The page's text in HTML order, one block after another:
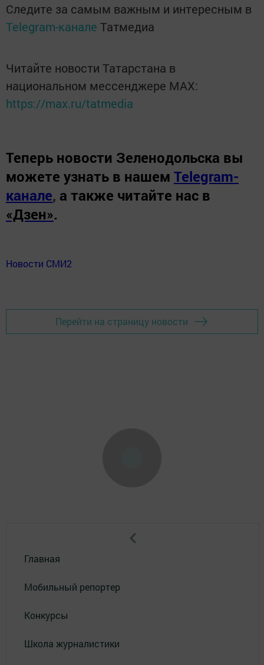
Следите за самым важным и интересным в
Telegram-канале Татмедиа
Читайте новости Татарстана в
национальном мессенджере MАХ:
https://max.ru/tatmedia
Теперь новости Зеленодольска вы
можете узнать в нашем Telegram-
канале, а также читайте нас в
«Дзен».
Новости СМИ2
Перейти на страницу новости
Главная
Мобильный репортер
Конкурсы
Школа журналистики